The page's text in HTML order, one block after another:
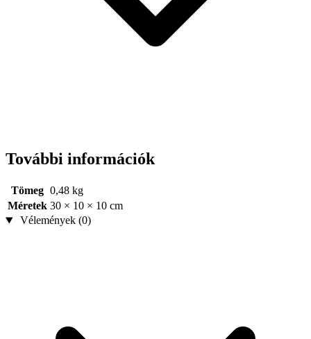
További információk
Tömeg 0,48 kg
Méretek 30 × 10 × 10 cm
Vélemények (0)